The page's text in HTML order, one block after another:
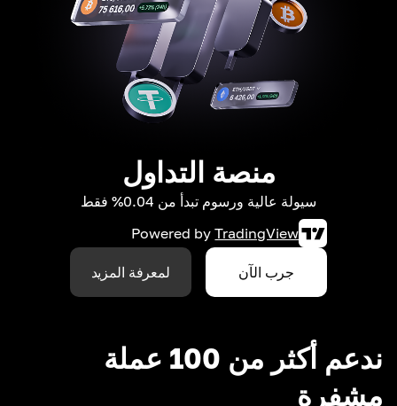
منصة التداول
سيولة عالية ورسوم تبدأ من 0.04% فقط
Powered by TradingView
جرب الآن لمعرفة المزيد
ندعم أكثر من 100 عملة
مشفرة